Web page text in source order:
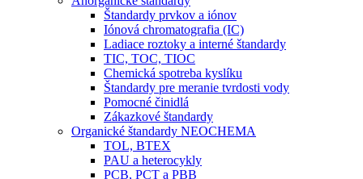
Štandardy prvkov a iónov
Iónová chromatografia (IC)
Ladiace roztoky a interné štandardy
TIC, TOC, TIOC
Chemická spotreba kyslíku
Štandardy pre meranie tvrdosti vody
Pomocné činidlá
Zákazkové štandardy
Organické štandardy NEOCHEMA
TOL, BTEX
PAU a heterocykly
PCB, PCT a PBB